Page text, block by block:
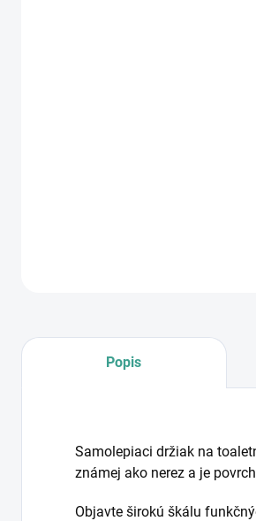
Popis
Samolepiaci držiak na
známej ako nerez a je
Objavte širokú škálu